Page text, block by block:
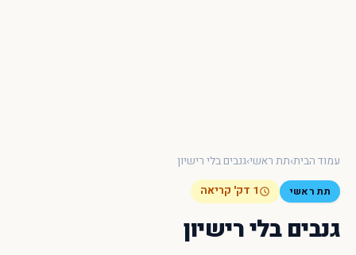
עמוד הבית›תת ראשי›גנבים בלי רישיון
תת ראשי 1 דק' קריאה
גנבים בלי רישיון